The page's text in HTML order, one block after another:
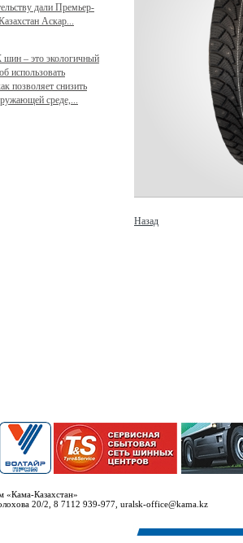
Назад
дали Премьер-
Аскар...
– это экологичный
использовать
позволяет снизить
среде,...
Казахстан»
20/2, 8 7112 939-977, uralsk-office@kama.kz